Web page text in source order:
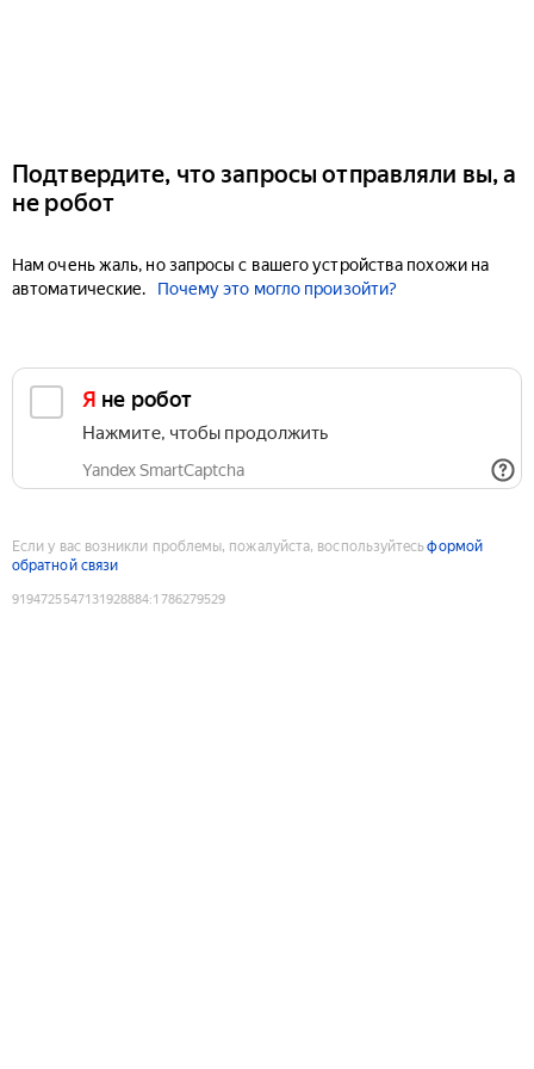
Подтвердите, что запросы отправляли вы, а
не робот
Нам очень жаль, но запросы с вашего устройства похожи на
автоматические.
Почему это могло произойти?
Я не робот
Нажмите, чтобы продолжить
Yandex SmartCaptcha
Если у вас возникли проблемы, пожалуйста, воспользуйтесьформой
обратной связи
9194725547131928884:1786279529